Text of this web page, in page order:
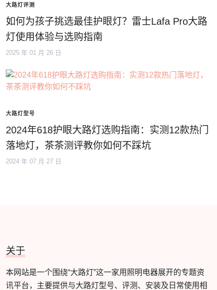
大路灯评测
如何为孩子挑选最佳护眼灯？雷士Lafa Pro大路
灯使用体验与选购指南
2025 年 01 月 26 日
大路灯型号
2024年618护眼大路灯选购指南：实测12款热门
落地灯，茶茶测评教你如何不踩坑
2024 年 07 月 27 日
关于
本网站是一个围绕“大路灯”这一家用照明电器展开的专题资
讯平台，主要提供与大路灯型号、评测、安装及日常使用相